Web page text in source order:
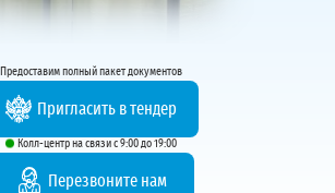
Предоставим полный пакет документов
Пригласить в тендер
Колл-центр на связи с 9:00 до 19:00
Перезвоните нам